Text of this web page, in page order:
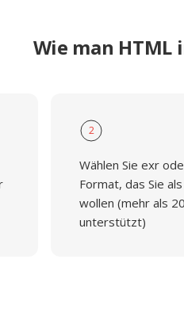
Wie man
2
Wählen Sie exr
Format, das Sie
wollen (mehr als
unterstützt)